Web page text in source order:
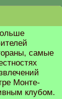
самые
Монте-
клубом.